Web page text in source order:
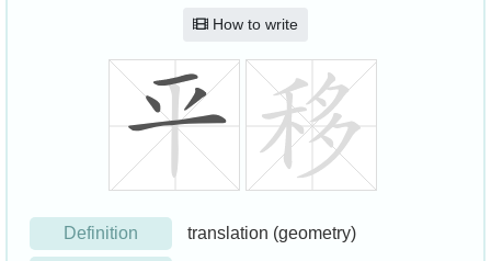
How to write
Definition translation (geometry)